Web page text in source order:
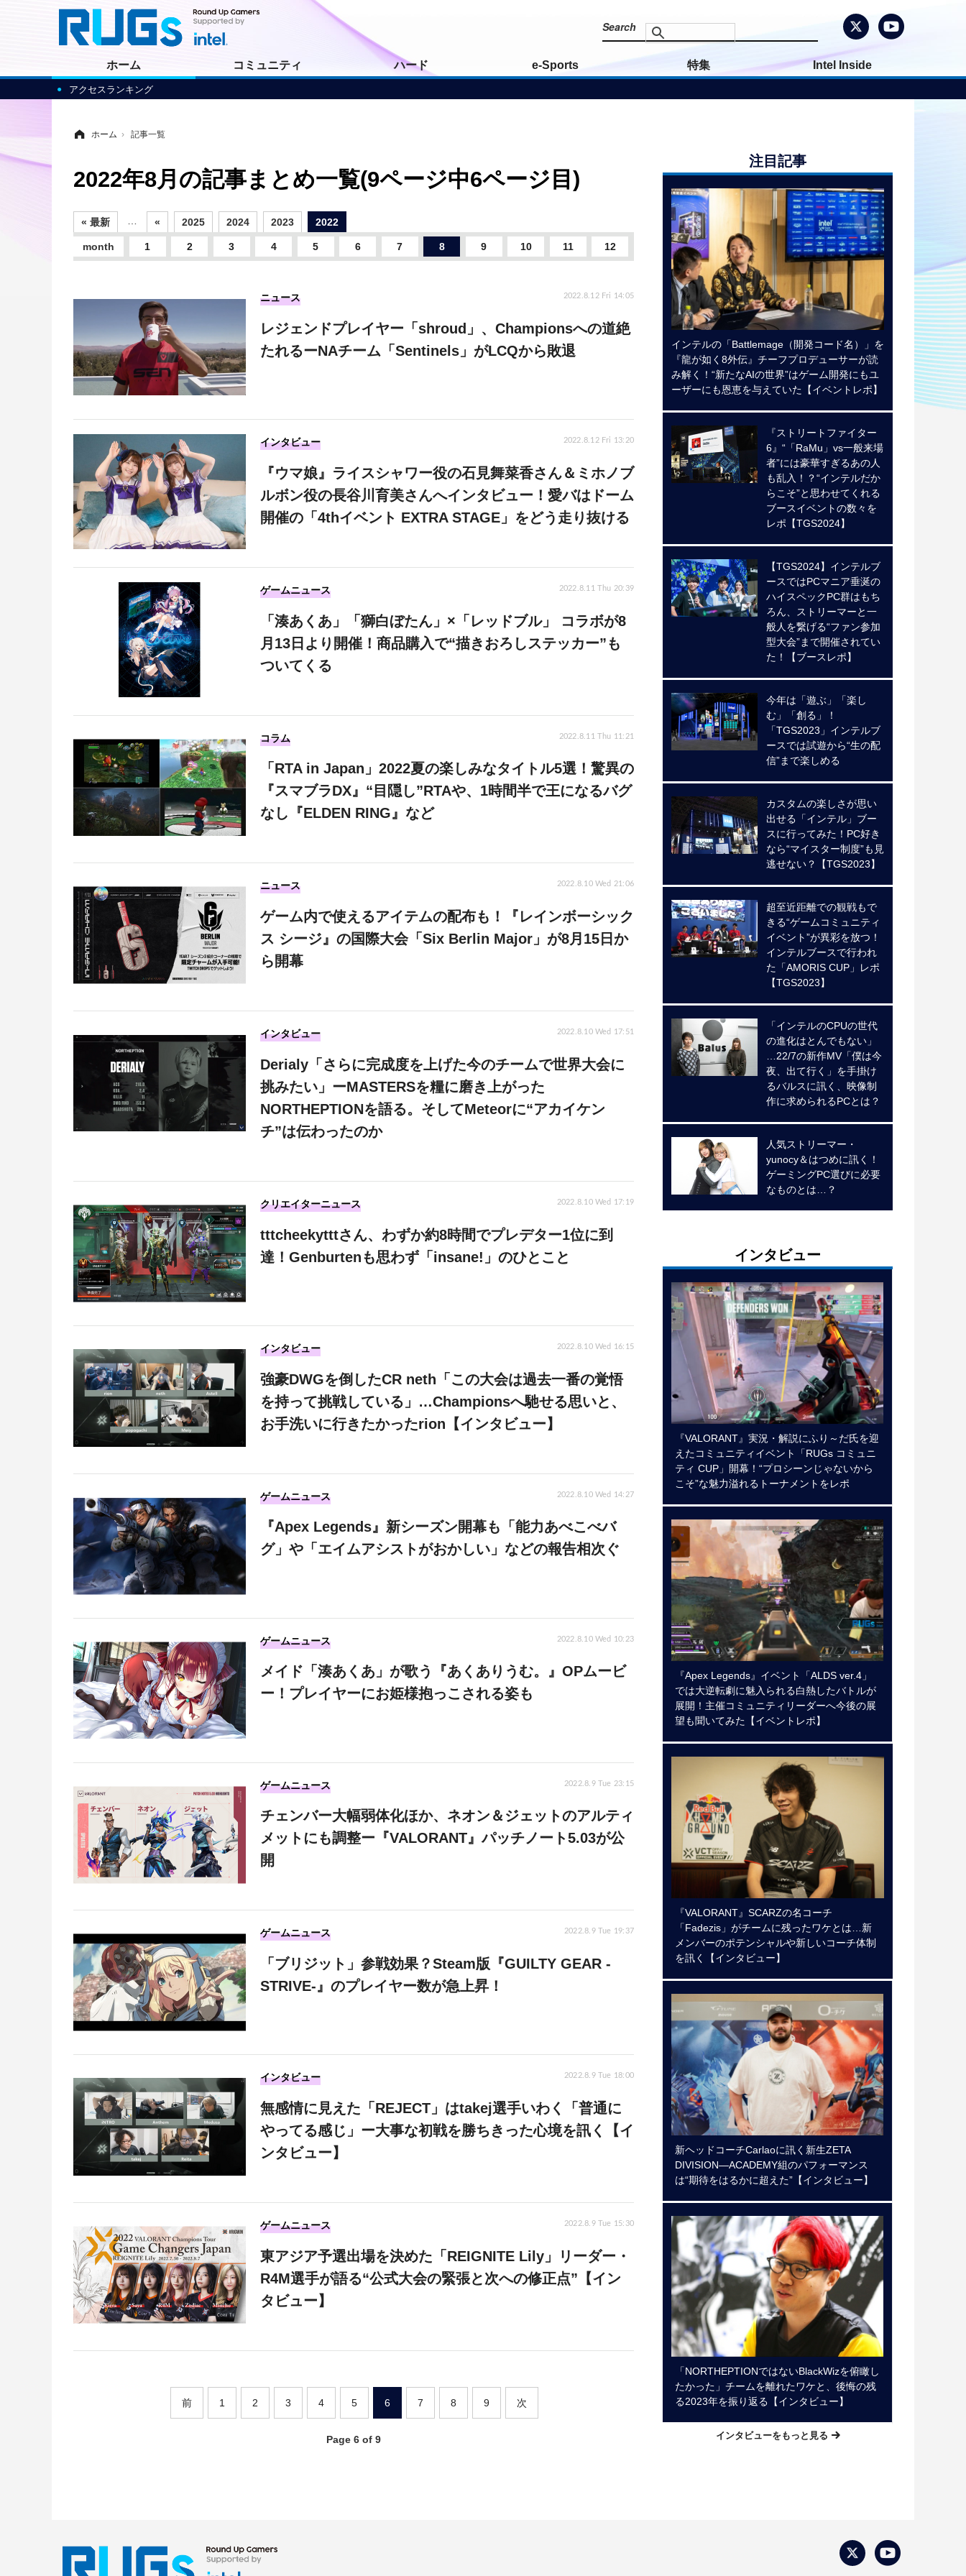
ホーム
アクセスランキング
コミュニティ ハード e-Sports 特集 Intel Inside
ホーム › 記事一覧
2022年8月の記事まとめ一覧(9ページ中6ページ目)
« 最新 « 2025 2024 2023 2022
month 1 2 3 4 5 6 7 8 9 10 11 12
ニュース 2022.8.12 Fri 14:05
レジェンドプレイヤー「shroud」、Championsへの道絶
たれるーNAチーム「Sentinels」がLCQから敗退
インタビュー 2022.8.12 Fri 13:20
『ウマ娘』ライスシャワー役の石見舞菜香さん＆ミホノブ
ルボン役の長谷川育美さんへインタビュー！愛バはドーム
開催の「4thイベント EXTRA STAGE」をどう走り抜ける
ゲームニュース 2022.8.11 Thu 20:39
「湊あくあ」「獅白ぼたん」×「レッドブル」 コラボが8
月13日より開催！商品購入で“描きおろしステッカー”も
ついてくる
コラム 2022.8.11 Thu 11:21
「RTA in Japan」2022夏の楽しみなタイトル5選！驚異の
『スマブラDX』“目隠し”RTAや、1時間半で王になるバグ
なし『ELDEN RING』など
ニュース 2022.8.10 Wed 21:06
ゲーム内で使えるアイテムの配布も！『レインボーシック
ス シージ』の国際大会「Six Berlin Major」が8月15日か
ら開幕
インタビュー 2022.8.10 Wed 17:51
Derialy「さらに完成度を上げた今のチームで世界大会に
挑みたい」ーMASTERSを糧に磨き上がった
NORTHEPTIONを語る。そしてMeteorに“アカイケン
チ”は伝わったのか
クリエイターニュース 2022.8.10 Wed 17:19
tttcheekytttさん、わずか約8時間でプレデター1位に到
達！Genburtenも思わず「insane!」のひとこと
インタビュー 2022.8.10 Wed 16:15
強豪DWGを倒したCR neth「この大会は過去一番の覚悟
を持って挑戦している」…Championsへ馳せる思いと、
お手洗いに行きたかったrion【インタビュー】
ゲームニュース 2022.8.10 Wed 14:27
『Apex Legends』新シーズン開幕も「能力あべこべバ
グ」や「エイムアシストがおかしい」などの報告相次ぐ
ゲームニュース 2022.8.10 Wed 10:23
メイド「湊あくあ」が歌う『あくありうむ。』OPムービ
ー！プレイヤーにお姫様抱っこされる姿も
ゲームニュース 2022.8.9 Tue 23:15
チェンバー大幅弱体化ほか、ネオン＆ジェットのアルティ
メットにも調整ー『VALORANT』パッチノート5.03が公
開
ゲームニュース 2022.8.9 Tue 19:37
「ブリジット」参戦効果？Steam版『GUILTY GEAR -
STRIVE-』のプレイヤー数が急上昇！
インタビュー 2022.8.9 Tue 18:00
無感情に見えた「REJECT」はtakej選手いわく「普通に
やってる感じ」ー大事な初戦を勝ちきった心境を訊く【イ
ンタビュー】
ゲームニュース 2022.8.9 Tue 15:30
東アジア予選出場を決めた「REIGNITE Lily」リーダー・
R4M選手が語る“公式大会の緊張と次への修正点”【イン
タビュー】
前 1 2 3 4 5 6 7 8 9 次
Page 6 of 9
注目記事
インテルの「Battlemage（開発コード名）」を
『龍が如く8外伝』チーフプロデューサーが読
み解く！“新たなAIの世界”はゲーム開発にもユ
ーザーにも恩恵を与えていた【イベントレポ】
『ストリートファイター
6』“「RaMu」vs一般来場
者”には豪華すぎるあの人
も乱入！？“インテルだか
らこそ”と思わせてくれる
ブースイベントの数々を
レポ【TGS2024】
【TGS2024】インテルブ
ースではPCマニア垂涎の
ハイスペックPC群はもち
ろん、ストリーマーと一
般人を繋げる“ファン参加
型大会”まで開催されてい
た！【ブースレポ】
今年は「遊ぶ」「楽し
む」「創る」！
「TGS2023」インテルブ
ースでは試遊から“生の配
信”まで楽しめる
カスタムの楽しさが思い
出せる「インテル」ブー
スに行ってみた！PC好き
なら“マイスター制度”も見
逃せない？【TGS2023】
超至近距離での観戦もで
きる“ゲームコミュニティ
イベント”が異彩を放つ！
インテルブースで行われ
た「AMORIS CUP」レポ
【TGS2023】
「インテルのCPUの世代
の進化はとんでもない」
…22/7の新作MV「僕は今
夜、出て行く」を手掛け
るバルスに訊く、映像制
作に求められるPCとは？
人気ストリーマー・
yunocy＆はつめに訊く！
ゲーミングPC選びに必要
なものとは…？
インタビュー
『VALORANT』実況・解説にふり～だ氏を迎
えたコミュニティイベント「RUGs コミュニ
ティ CUP」開幕！“プロシーンじゃないから
こそ”な魅力溢れるトーナメントをレポ
『Apex Legends』イベント「ALDS ver.4」
では大逆転劇に魅入られる白熱したバトルが
展開！主催コミュニティリーダーへ今後の展
望も聞いてみた【イベントレポ】
『VALORANT』SCARZの名コーチ
「Fadezis」がチームに残ったワケとは…新
メンバーのポテンシャルや新しいコーチ体制
を訊く【インタビュー】
新ヘッドコーチCarlaoに訊く新生ZETA
DIVISION―ACADEMY組のパフォーマンス
は“期待をはるかに超えた”【インタビュー】
「NORTHEPTIONではないBlackWizを俯瞰し
たかった」チームを離れたワケと、後悔の残
る2023年を振り返る【インタビュー】
インタビューをもっと見る